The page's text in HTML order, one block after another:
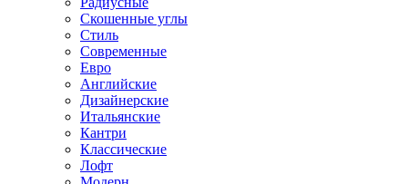
Скошенные углы
Стиль
Современные
Евро
Английские
Дизайнерские
Итальянские
Кантри
Классические
Лофт